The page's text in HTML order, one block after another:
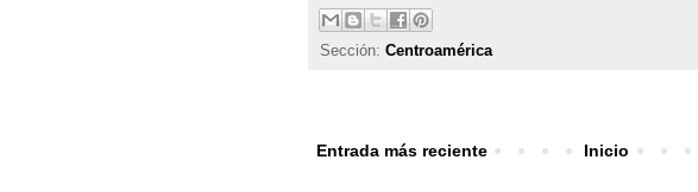
Sección: Centroamérica
Entrada más reciente Inicio